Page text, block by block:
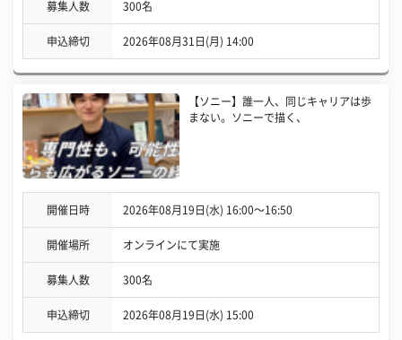
募集人数 300名
申込締切 2026年08月31日(月) 14:00
【ソニー】誰一人、同じキャリアは歩
まない。ソニーで描く、
開催日時 2026年08月19日(水) 16:00〜16:50
開催場所 オンラインにて実施
募集人数 300名
申込締切 2026年08月19日(水) 15:00